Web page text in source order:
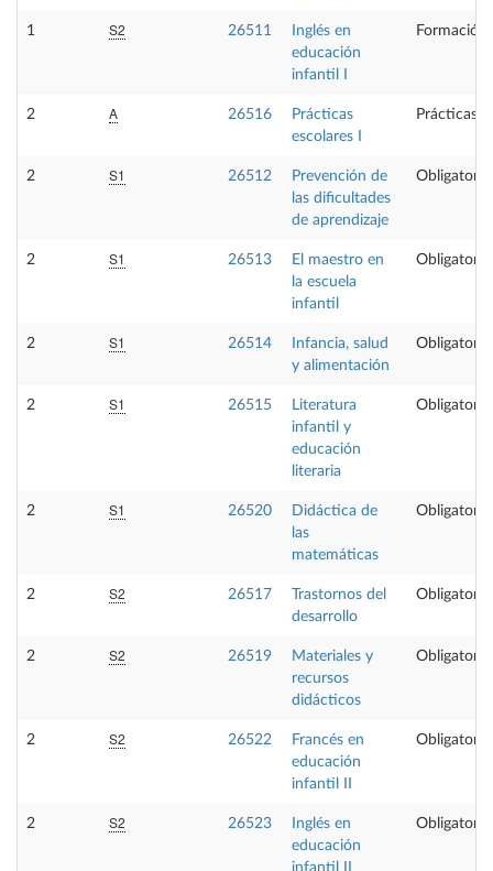
1 S2 26511
Inglés en
educación
infantil I
Formación
2 A 26516
Prácticas
escolares I
Prácticas
2 S1 26512
Prevención de
las dificultades
de aprendizaje
Obligatoria
2 S1 26513
El maestro en
la escuela
infantil
Obligatoria
2 S1 26514
Infancia, salud
y alimentación
Obligatoria
2 S1 26515
Literatura
infantil y
educación
literaria
Obligatoria
2 S1 26520
Didáctica de
las
matemáticas
Obligatoria
2 S2 26517
Trastornos del
desarrollo
Obligatoria
2 S2 26519
Materiales y
recursos
didácticos
Obligatoria
2 S2 26522
Francés en
educación
infantil II
Obligatoria
2 S2 26523
Inglés en
educación
infantil II
Obligatoria